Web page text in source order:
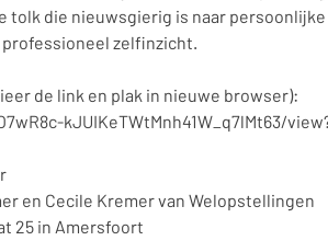
tolk die nieuwsgierig is naar
zelfinzicht.
de link en plak in nieuwe browser):
kJUIKeTWtMnh41W_q7lMt63/
en Cecile Kremer van Welopstellingen
25 in Amersfoort